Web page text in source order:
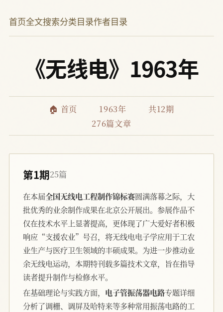
首页全文搜索分类目录作者目录
《无线电》1963年
🏠 首页 1963年
共12期
276篇文章
第1期25篇
在本届全国无线电工程制作锦标赛圆满落幕之际，大
批优秀的业余制作成果在北京公开展出。参展作品不
仅在技术水平上显著提高，更体现了广大爱好者积极
响应“支援农业”号召，将无线电电子学应用于工农
业生产与医疗卫生领域的丰硕成果。为进一步推动业
余无线电运动，本期特刊载多篇技术文章，旨在指导
读者提升制作与检修水平。
在基础理论与实践方面， 电子管振荡器电路专题详细
分析了调栅、调屏及哈特来等多种常用振荡电路的工